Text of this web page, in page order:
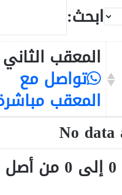
ابحث:
المعقب الثاني
تواصل مع
المعقب
No